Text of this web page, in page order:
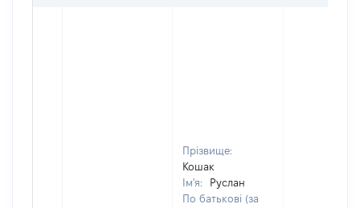
Прізвище:
Кошак
Ім'я:
Руслан
По батькові (за